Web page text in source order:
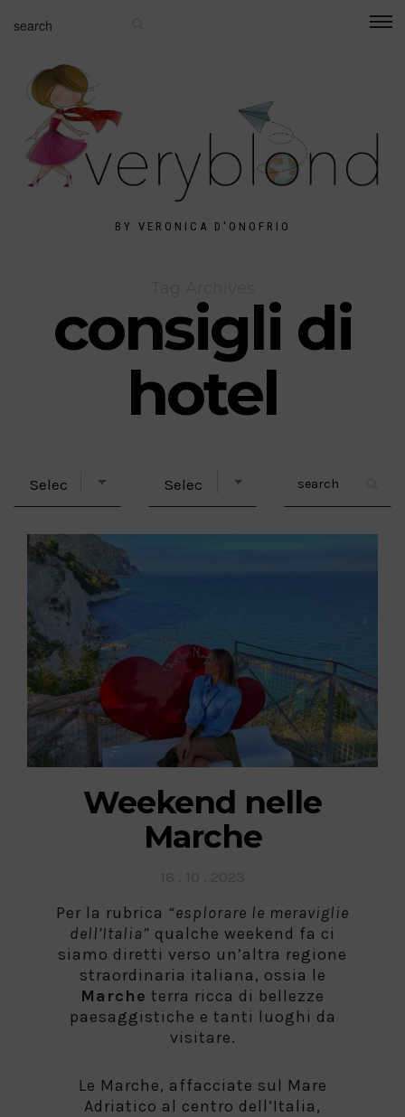
BY VERONICA D'ONOFRIO
consigli di
hotel
Weekend nelle
Marche
Per la rubrica “esplorare le meraviglie
dell’Italia” qualche weekend fa ci
siamo diretti verso un’altra regione
straordinaria italiana, ossia le
Marche terra ricca di bellezze
paesaggistiche e tanti luoghi da
visitare.
Le Marche, affacciate sul Mare
Adriatico al centro dell’Italia,